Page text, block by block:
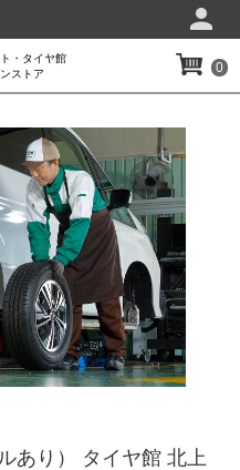
ト・タイヤ館
ストア
0
あり） タイヤ館 北上